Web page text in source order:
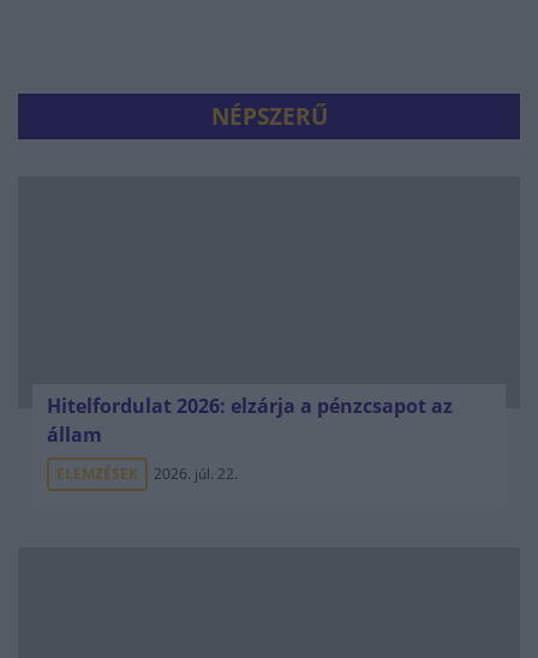
NÉPSZERŰ
Hitelfordulat 2026: elzárja a pénzcsapot az
állam
ELEMZÉSEK 2026. júl. 22.